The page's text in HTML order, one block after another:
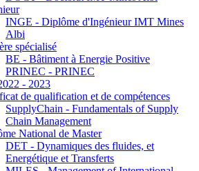
INGE - Diplôme d'Ingénieur IMT Mines
Albi
spécialisé
BE - Bâtiment à Energie Positive
PRINEC - PRINEC
- 2023
de qualification et de compétences
SupplyChain - Fundamentals of Supply
Chain Management
National de Master
DET - Dynamiques des fluides, et
Energétique et Transferts